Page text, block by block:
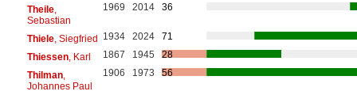
Theile,
Sebastian
1969 2014 36
Thiele, Siegfried 1934 2024
71
Thiessen, Karl 1867 1945
28
Thilman,
Johannes Paul
1906 1973 56